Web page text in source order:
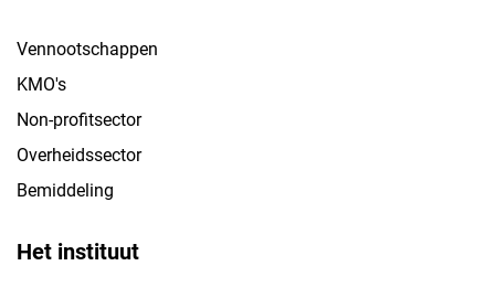
Vennootschappen
KMO's
Non-profitsector
Overheidssector
Bemiddeling
Het instituut